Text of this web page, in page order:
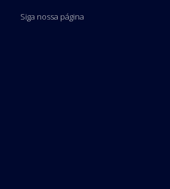
Siga nossa página